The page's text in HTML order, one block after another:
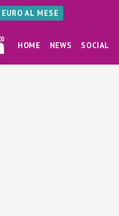
AL MESE
HOME NEWS SOCIAL